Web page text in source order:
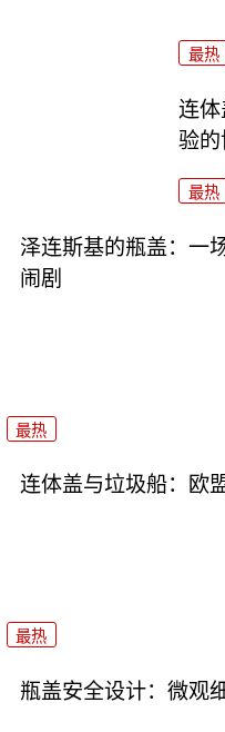
最热
连
验
最热
泽连斯基的瓶盖：一
闹剧
最热
连体盖与垃圾船：欧
最热
瓶盖安全设计：微观